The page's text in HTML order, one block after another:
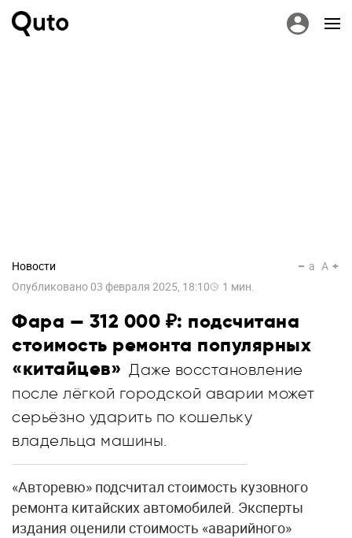
Новости
Опубликовано 03 февраля 2025, 18:10 1 мин.
a A
Фара — 312 000 ₽: подсчитана
стоимость ремонта популярных
«китайцев» Даже восстановление
после лёгкой городской аварии может
серьёзно ударить по кошельку
владельца машины.
«Авторевю» подсчитал стоимость кузовного
ремонта китайских автомобилей. Эксперты
издания оценили стоимость «аварийного»